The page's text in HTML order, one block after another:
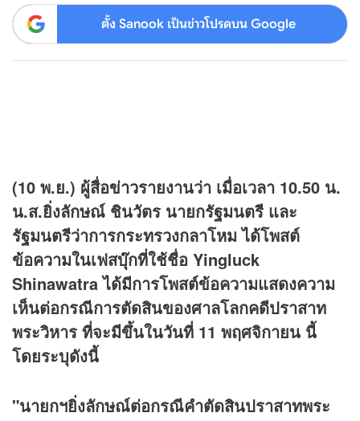
ตั้ง Sanook เป็นข่าวโปรดบน Google
(10 พ.ย.) ผู้สื่อข่าวรายงานว่า เมื่อเวลา 10.50 น.
น.ส.ยิ่งลักษณ์ ชินวัตร นายกรัฐมนตรี และ
รัฐมนตรีว่าการกระทรวงกลาโหม ได้โพสต์
ข้อความในเฟสบุ๊กที่ใช้ชื่อ Yingluck
Shinawatra ได้มีการโพสต์ข้อความแสดงความ
เห็นต่อกรณีการตัดสินของศาลโลกคดีปราสาท
พระวิหาร ที่จะมีขึ้นในวันที่ 11 พฤศจิกายน นี้
โดยระบุดังนี้
"นายกฯยิ่งลักษณ์ต่อกรณีคำตัดสินปราสาทพระ